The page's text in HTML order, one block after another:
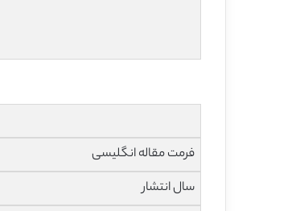
فرمت مقاله انگلیسی
سال انتشار